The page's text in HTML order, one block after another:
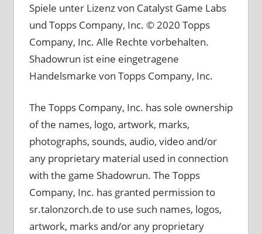
Spiele unter Lizenz von Catalyst Game Labs
und Topps Company, Inc. © 2020 Topps
Company, Inc. Alle Rechte vorbehalten.
Shadowrun ist eine eingetragene
Handelsmarke von Topps Company, Inc.
The Topps Company, Inc. has sole ownership
of the names, logo, artwork, marks,
photographs, sounds, audio, video and/or
any proprietary material used in connection
with the game Shadowrun. The Topps
Company, Inc. has granted permission to
sr.talonzorch.de to use such names, logos,
artwork, marks and/or any proprietary